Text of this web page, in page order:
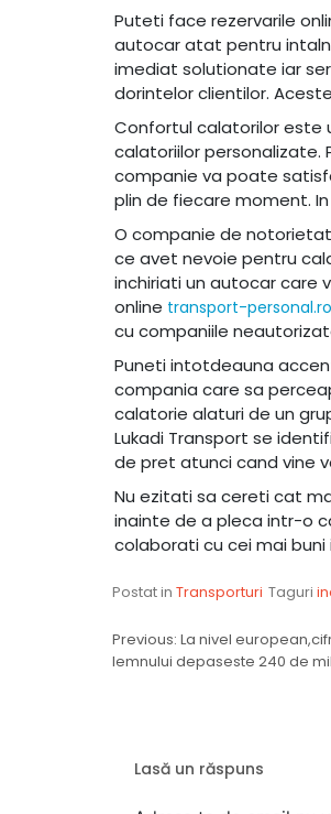
Puteti face rezervarile
autocar atat pentru
imediat solutionate iar
dorintelor clientilor.
Confortul calatorilor este
calatoriilor
companie va poate
plin de fiecare moment.
O companie de
ce avet nevoie pentru
inchiriati un autocar care
online transport-personal.ro
cu companiile
Puneti intotdeauna
compania care sa
calatorie alaturi de un
Lukadi Transport se
de pret atunci cand vine
Nu ezitati sa cereti cat
inainte de a pleca intr-o
colaborati cu cei mai
Postat in Transporturi Taguri
Navigare
Previous: La nivel
lemnului depaseste 240 de
Lasă un răspuns